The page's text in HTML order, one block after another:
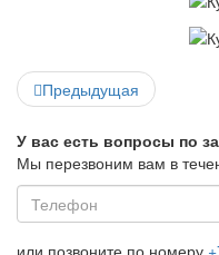
Предыдущая
У вас есть вопросы по
Мы перезвоним вам в
или позвоните по номеру